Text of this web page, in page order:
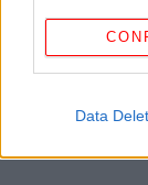
Data
ΔΙΑΒΑΣΤΕ
ΠΟΔΌΣΦΑΙΡΟ